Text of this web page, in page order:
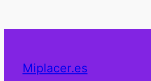
Miplacer.es